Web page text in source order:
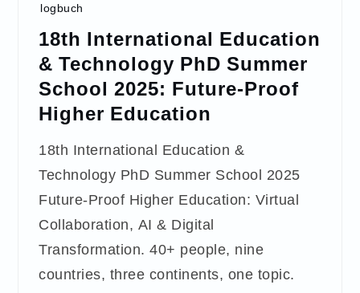
logbuch
18th International Education
& Technology PhD Summer
School 2025: Future-Proof
Higher Education
18th International Education &
Technology PhD Summer School 2025
Future-Proof Higher Education: Virtual
Collaboration, AI & Digital
Transformation. 40+ people, nine
countries, three continents, one topic.